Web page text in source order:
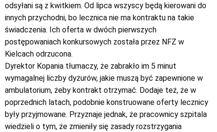
odsyłani są z kwitkiem. Od lipca wszyscy będą kierowani do
innych przychodni, bo lecznica nie ma kontraktu na takie
świadczenia. Ich oferta w dwóch pierwszych
postępowaniach konkursowych została przez NFZ w
Kielcach odrzucona.
Dyrektor Kopania tłumaczy, że zabrakło im 5 minut
wymagalnej liczby dyżurów, jakie muszą być zapewnione w
ambulatorium, żeby kontrakt otrzymać. Dodaje też, że w
poprzednich latach, podobnie konstruowane oferty lecznicy
były przyjmowane. Przyznaje jednak, że pracownicy szpitala
wiedzieli o tym, że zmieniły się zasady rozstrzygania